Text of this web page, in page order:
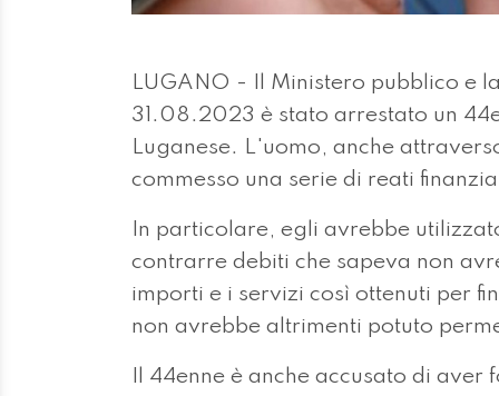
LUGANO - Il Ministero pubblico e
31.08.2023 è stato arrestato un
Luganese. L'uomo, anche
commesso una serie di reati
In particolare, egli avrebbe
contrarre debiti che sapeva non
importi e i servizi così ottenuti per
non avrebbe altrimenti potuto
Il 44enne è anche accusato di